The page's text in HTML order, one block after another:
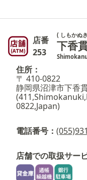
店番
253
( しもかぬ
下香
住所：
〒 410-0822
静岡県沼津市下香
0822,Japan)
電話番号：
店舗での取扱サー